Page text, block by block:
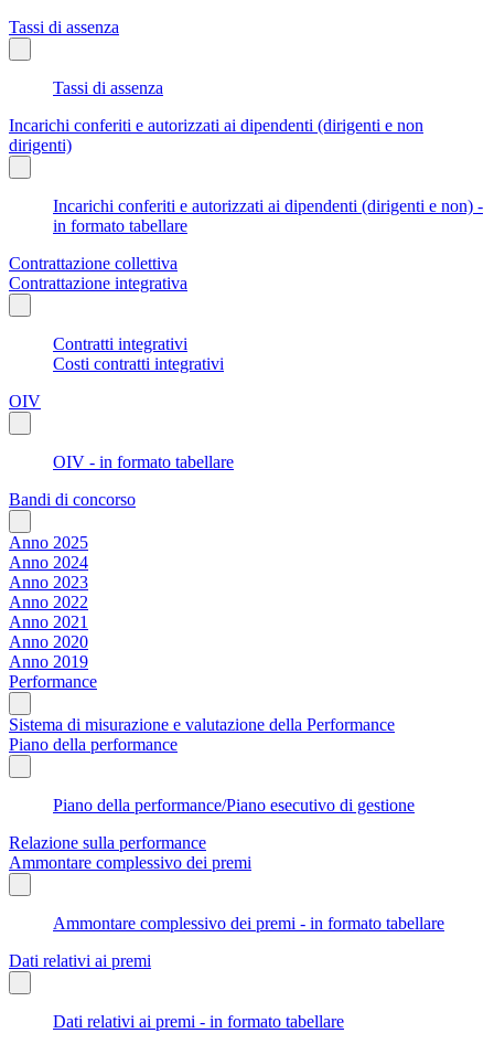
Tassi di assenza
Tassi di assenza
Incarichi conferiti e autorizzati ai dipendenti (dirigenti e non
dirigenti)
Incarichi conferiti e autorizzati ai dipendenti (dirigenti e non) -
in formato tabellare
Contrattazione collettiva
Contrattazione integrativa
Contratti integrativi
Costi contratti integrativi
OIV
OIV - in formato tabellare
Bandi di concorso
Anno 2025
Anno 2024
Anno 2023
Anno 2022
Anno 2021
Anno 2020
Anno 2019
Performance
Sistema di misurazione e valutazione della Performance
Piano della performance
Piano della performance/Piano esecutivo di gestione
Relazione sulla performance
Ammontare complessivo dei premi
Ammontare complessivo dei premi - in formato tabellare
Dati relativi ai premi
Dati relativi ai premi - in formato tabellare